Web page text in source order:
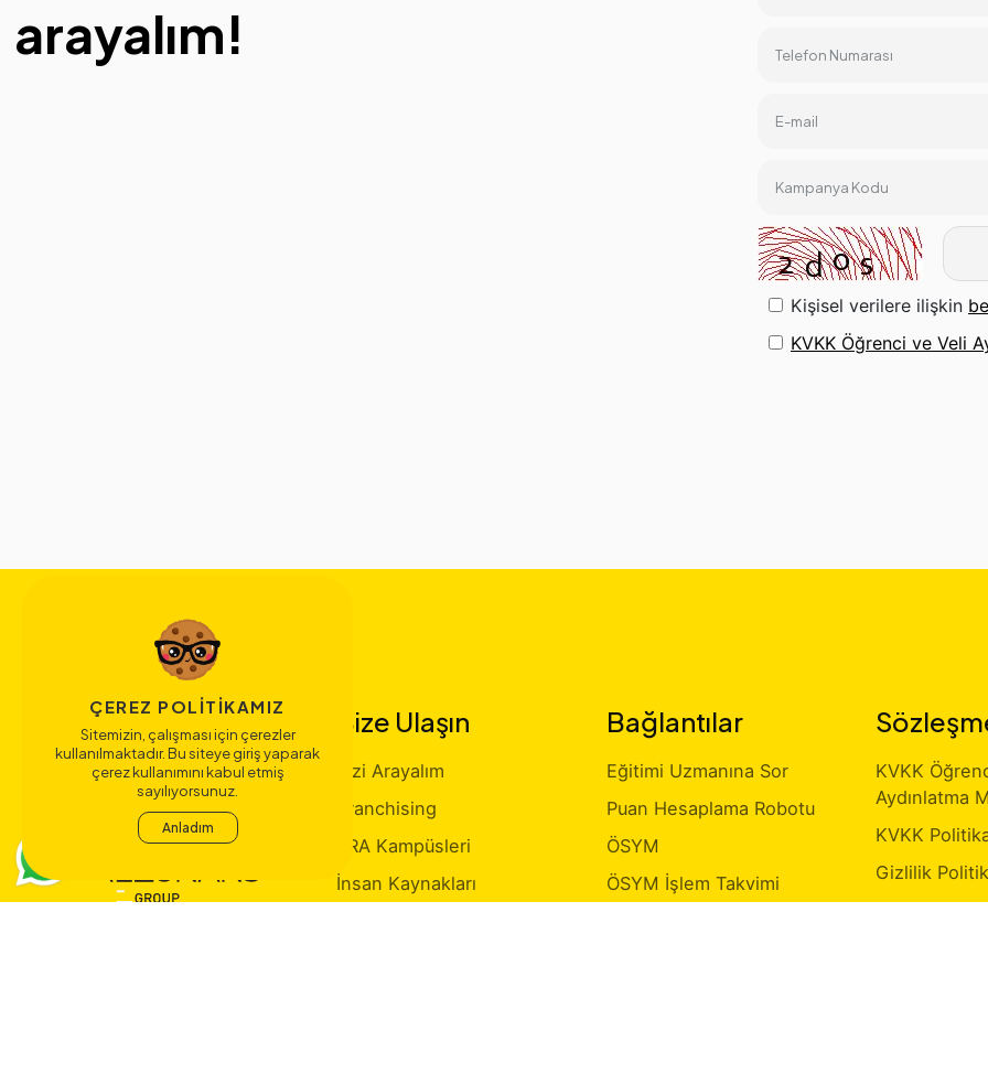
arayalım!
Telefon Numarası
E-mail
Kampanya Kodu
Kişisel verilere ilişkin
KVKK Öğrenci ve Veli
Bize Ulaşın
Sizi Arayalım
Franchising
ERA Kampüsleri
İnsan Kaynakları
Bağlantılar
Eğitimi Uzmanına Sor
Puan Hesaplama Robotu
ÖSYM
ÖSYM İşlem Takvimi
KVKK
Aydınlatma
KVKK
Gizlilik
ÇEREZ POLITIKAMIZ
Sitemizin, çalışması için çerezler
kullanılmaktadır. Bu siteye giriş yaparak
çerez kullanımını kabul etmiş
sayılıyorsunuz.
Anladım